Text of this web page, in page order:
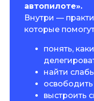
автопилоте».
Внутри —
которые
понять,
найти
выстроить